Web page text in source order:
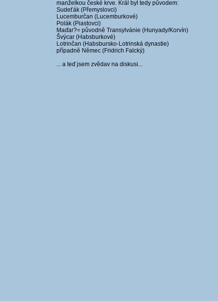
manželkou české krve. Král byl tedy původem:
Sudeťák (Přemyslovci)
Lucemburčan (Lucemburkové)
Polák (Piastovci)
Maďar?= původně Transylvánie (Hunyady/Korvín)
Švýcar (Habsburkové)
Lotrinčan (Habsbursko-Lotrinská dynastie)
případně Němec (Fridrich Falcký)
... a teď jsem zvědav na diskusi...